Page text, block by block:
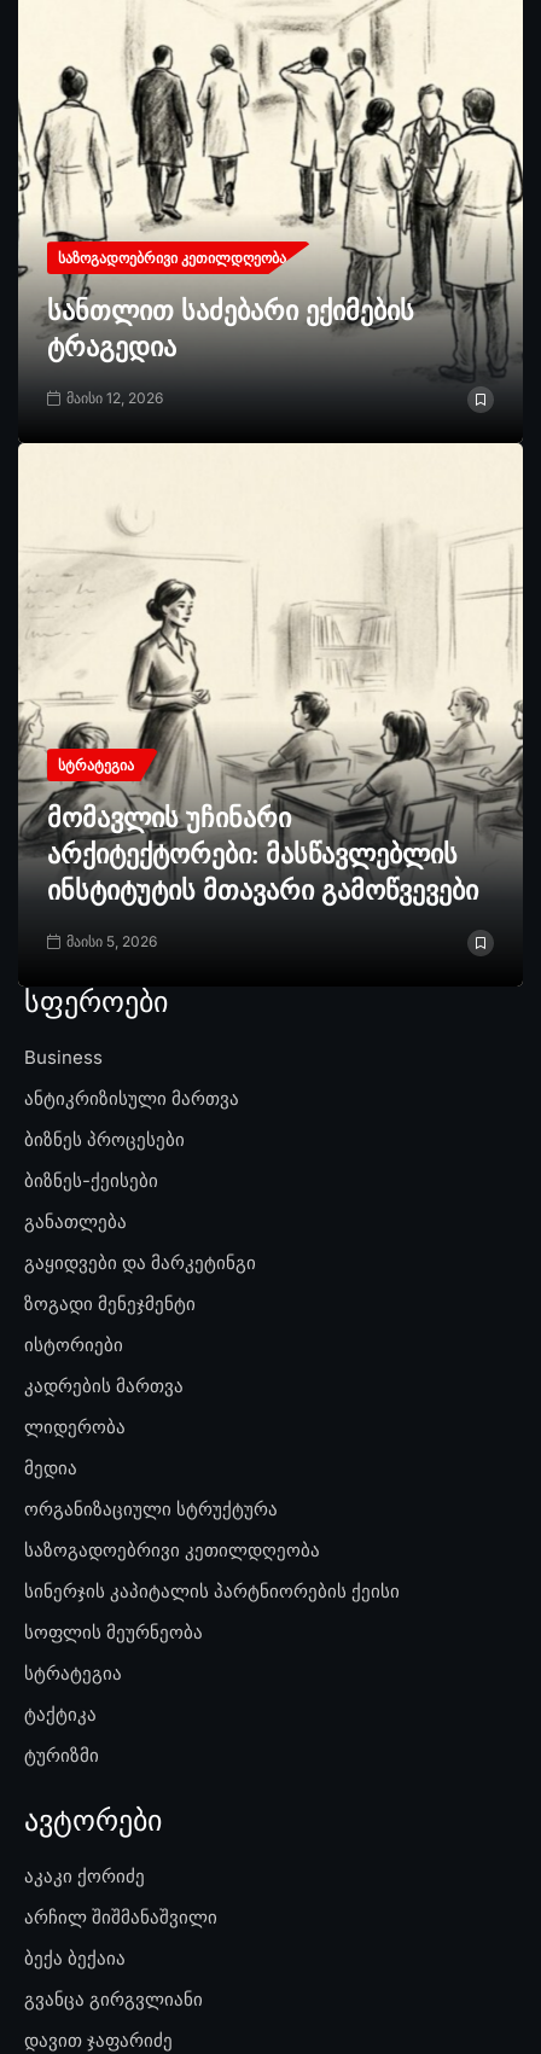
ᲡᲐᲖᲝᲒᲐᲓᲝᲔᲑᲠᲘᲕᲘ ᲙᲔᲗᲘᲚᲓᲦᲔᲝᲑᲐ
სანთლით საძებარი ექიმების
ტრაგედია
მაისი 12, 2026
ᲡᲢᲠᲐᲢᲔᲒᲘᲐ
მომავლის უჩინარი
არქიტექტორები: მასწავლებლის
ინსტიტუტის მთავარი გამოწვევები
მაისი 5, 2026
სფეროები
Business
ანტიკრიზისული მართვა
ბიზნეს პროცესები
ბიზნეს-ქეისები
განათლება
გაყიდვები და მარკეტინგი
ზოგადი მენეჯმენტი
ისტორიები
კადრების მართვა
ლიდერობა
მედია
ორგანიზაციული სტრუქტურა
საზოგადოებრივი კეთილდღეობა
სინერჯის კაპიტალის პარტნიორების ქეისი
სოფლის მეურნეობა
სტრატეგია
ტაქტიკა
ტურიზმი
ავტორები
აკაკი ქორიძე
არჩილ შიშმანაშვილი
ბექა ბექაია
გვანცა გირგვლიანი
დავით ჯაფარიძე